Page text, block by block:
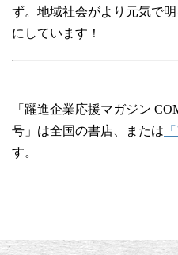
ず。地域社会がより元気で
にしています！
「躍進企業応援マガジン
号」は全国の書店、または
す。